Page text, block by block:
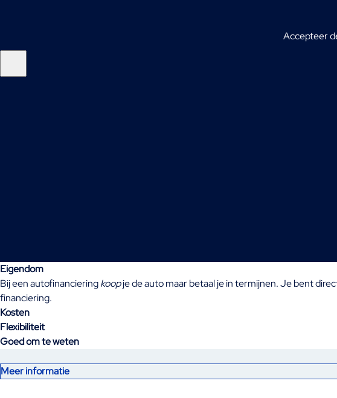
Accepteer
Eigendom
Bij een autofinancieringkoopje de auto maar betaal je in termijnen. Je bent
financiering.
Kosten
Flexibiliteit
Goed om te weten
Meer informatie